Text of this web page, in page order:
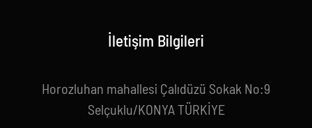
İletişim Bilgileri
Horozluhan mahallesi Çalıdüzü Sokak No:9
Selçuklu/KONYA TÜRKİYE